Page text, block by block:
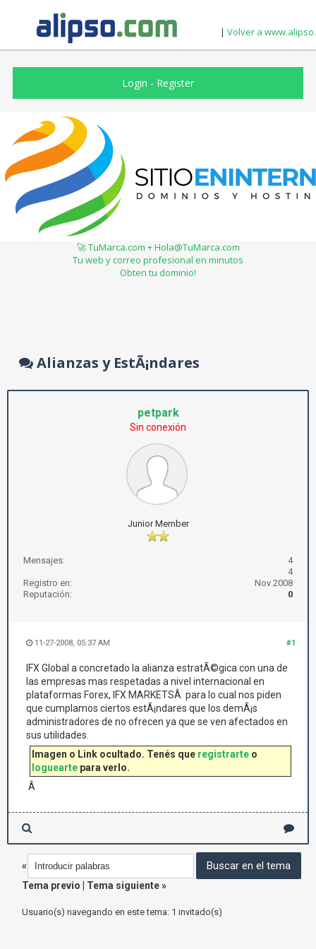
| Volver a
Login - Register
🚀 TuMarca.com + Hola@TuMarca.com
Tu web y correo profesional en minutos
Obten tu dominio!
Alianzas y EstÃ¡ndares
petpark
Sin conexión
Junior Member
Mensajes:
4
4
Registro en:
Nov 2008
Reputación:
0
#1
11-27-2008, 05:37 AM
IFX Global a concretado la alianza estratÃ©gica con una de
las empresas mas respetadas a nivel internacional en
plataformas Forex, IFX MARKETSÂ para lo cual nos piden
que cumplamos ciertos estÃ¡ndares que los demÃ¡s
administradores de no ofrecen ya que se ven afectados en
sus utilidades.
Imagen o Link ocultado. Tenés que registrarte o
loguearte para verlo.
Â
«
Tema previo
Tema siguiente»
Usuario(s) navegando en este tema: 1 invitado(s)